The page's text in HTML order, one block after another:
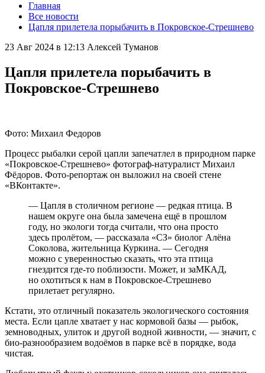
Главная
Все новости
Цапля прилетела порыбачить в Покровское-Стрешнево
23 Авг 2024 в 12:13 Алексей Туманов
Цапля прилетела порыбачить в
Покровское-Стрешнево
Фото: Михаил Федоров
Процесс рыбалки серой цапли запечатлел в природном парке
«Покровское-Стрешнево» фотограф-натуралист Михаил
Фёдоров. Фото-репортаж он выложил на своей стене
«ВКонтакте».
— Цапля в столичном регионе — редкая птица. В
нашем округе она была замечена ещё в прошлом
году, но экологи тогда считали, что она просто
здесь пролётом, — рассказала «СЗ» биолог Алёна
Соколова, жительница Куркина. — Сегодня
можно с уверенностью сказать, что эта птица
гнездится где-то поблизости. Может, и заМКАД,
но охотиться к нам в Покровское-Стрешнево
прилетает регулярно.
Кстати, это отличный показатель экологического состояния
места. Если цапле хватает у нас кормовой базы — рыбок,
земноводных, улиток и другой водной живности, — значит, с
био-разнообразием водоёмов в парке всё в порядке, вода
чистая.